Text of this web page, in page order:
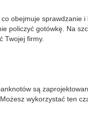
obejmuje
policzyć gotówkę. Na
Twojej firmy.
są
wykorzystać ten